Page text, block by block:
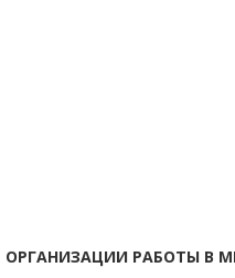
ОРГАНИЗАЦИИ РАБОТЫ В